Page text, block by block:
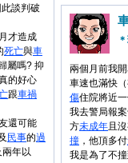
談判破
才造成
死亡與車
屬嗎? 抑
的好心
跟車禍
還可能
民事的過
年以
兩個月前我
車速也滿快
傷住院將近
我去警局報
方未成年 且
撞 ，他頂多付
我是為了不